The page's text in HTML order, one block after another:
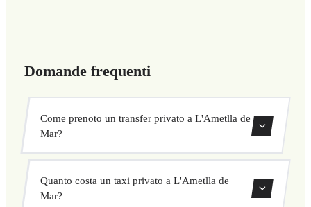
Domande frequenti
Come prenoto un transfer privato a L'Ametlla de
Mar?
confermare subito il tuo transfer. Scegli ritiro e
Quanto costa un taxi privato a L'Ametlla de
Mar?